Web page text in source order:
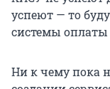
успеют — то
системы
Ни к чему пока